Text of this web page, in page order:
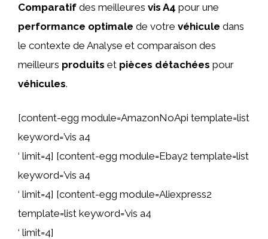
Comparatif des meilleures vis A4 pour une
performance optimale de votre véhicule dans
le contexte de Analyse et comparaison des
meilleurs produits et pièces détachées pour
véhicules.
[content-egg module=AmazonNoApi template=list
keyword=’vis a4
‘ limit=4] [content-egg module=Ebay2 template=list
keyword=’vis a4
‘ limit=4] [content-egg module=Aliexpress2
template=list keyword=’vis a4
‘ limit=4]